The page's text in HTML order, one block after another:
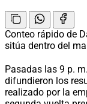
Conteo rápido de
sitúa dentro del
Pasadas las 9 p.
difundieron los
realizado por la